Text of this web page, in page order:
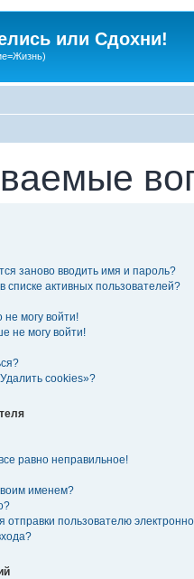
или Сдохни!
заново вводить имя и пароль?
списке активных пользователей?
не могу войти!
не могу войти!
cookies»?
равно неправильное!
именем?
пользователю